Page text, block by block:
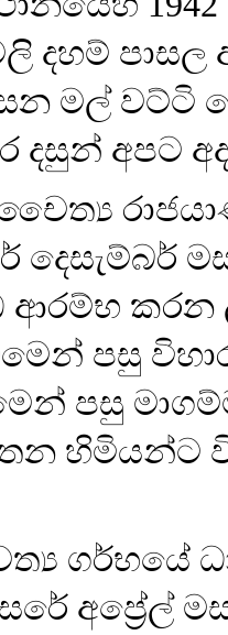
දහම් පාසල
මල් වට්ටි
දසුන් අපට
චෛත්‍ය
දෙසැම්බර්
ආරම්භ
පසු
පසු
හිමියන්ට
අප්‍රේල්